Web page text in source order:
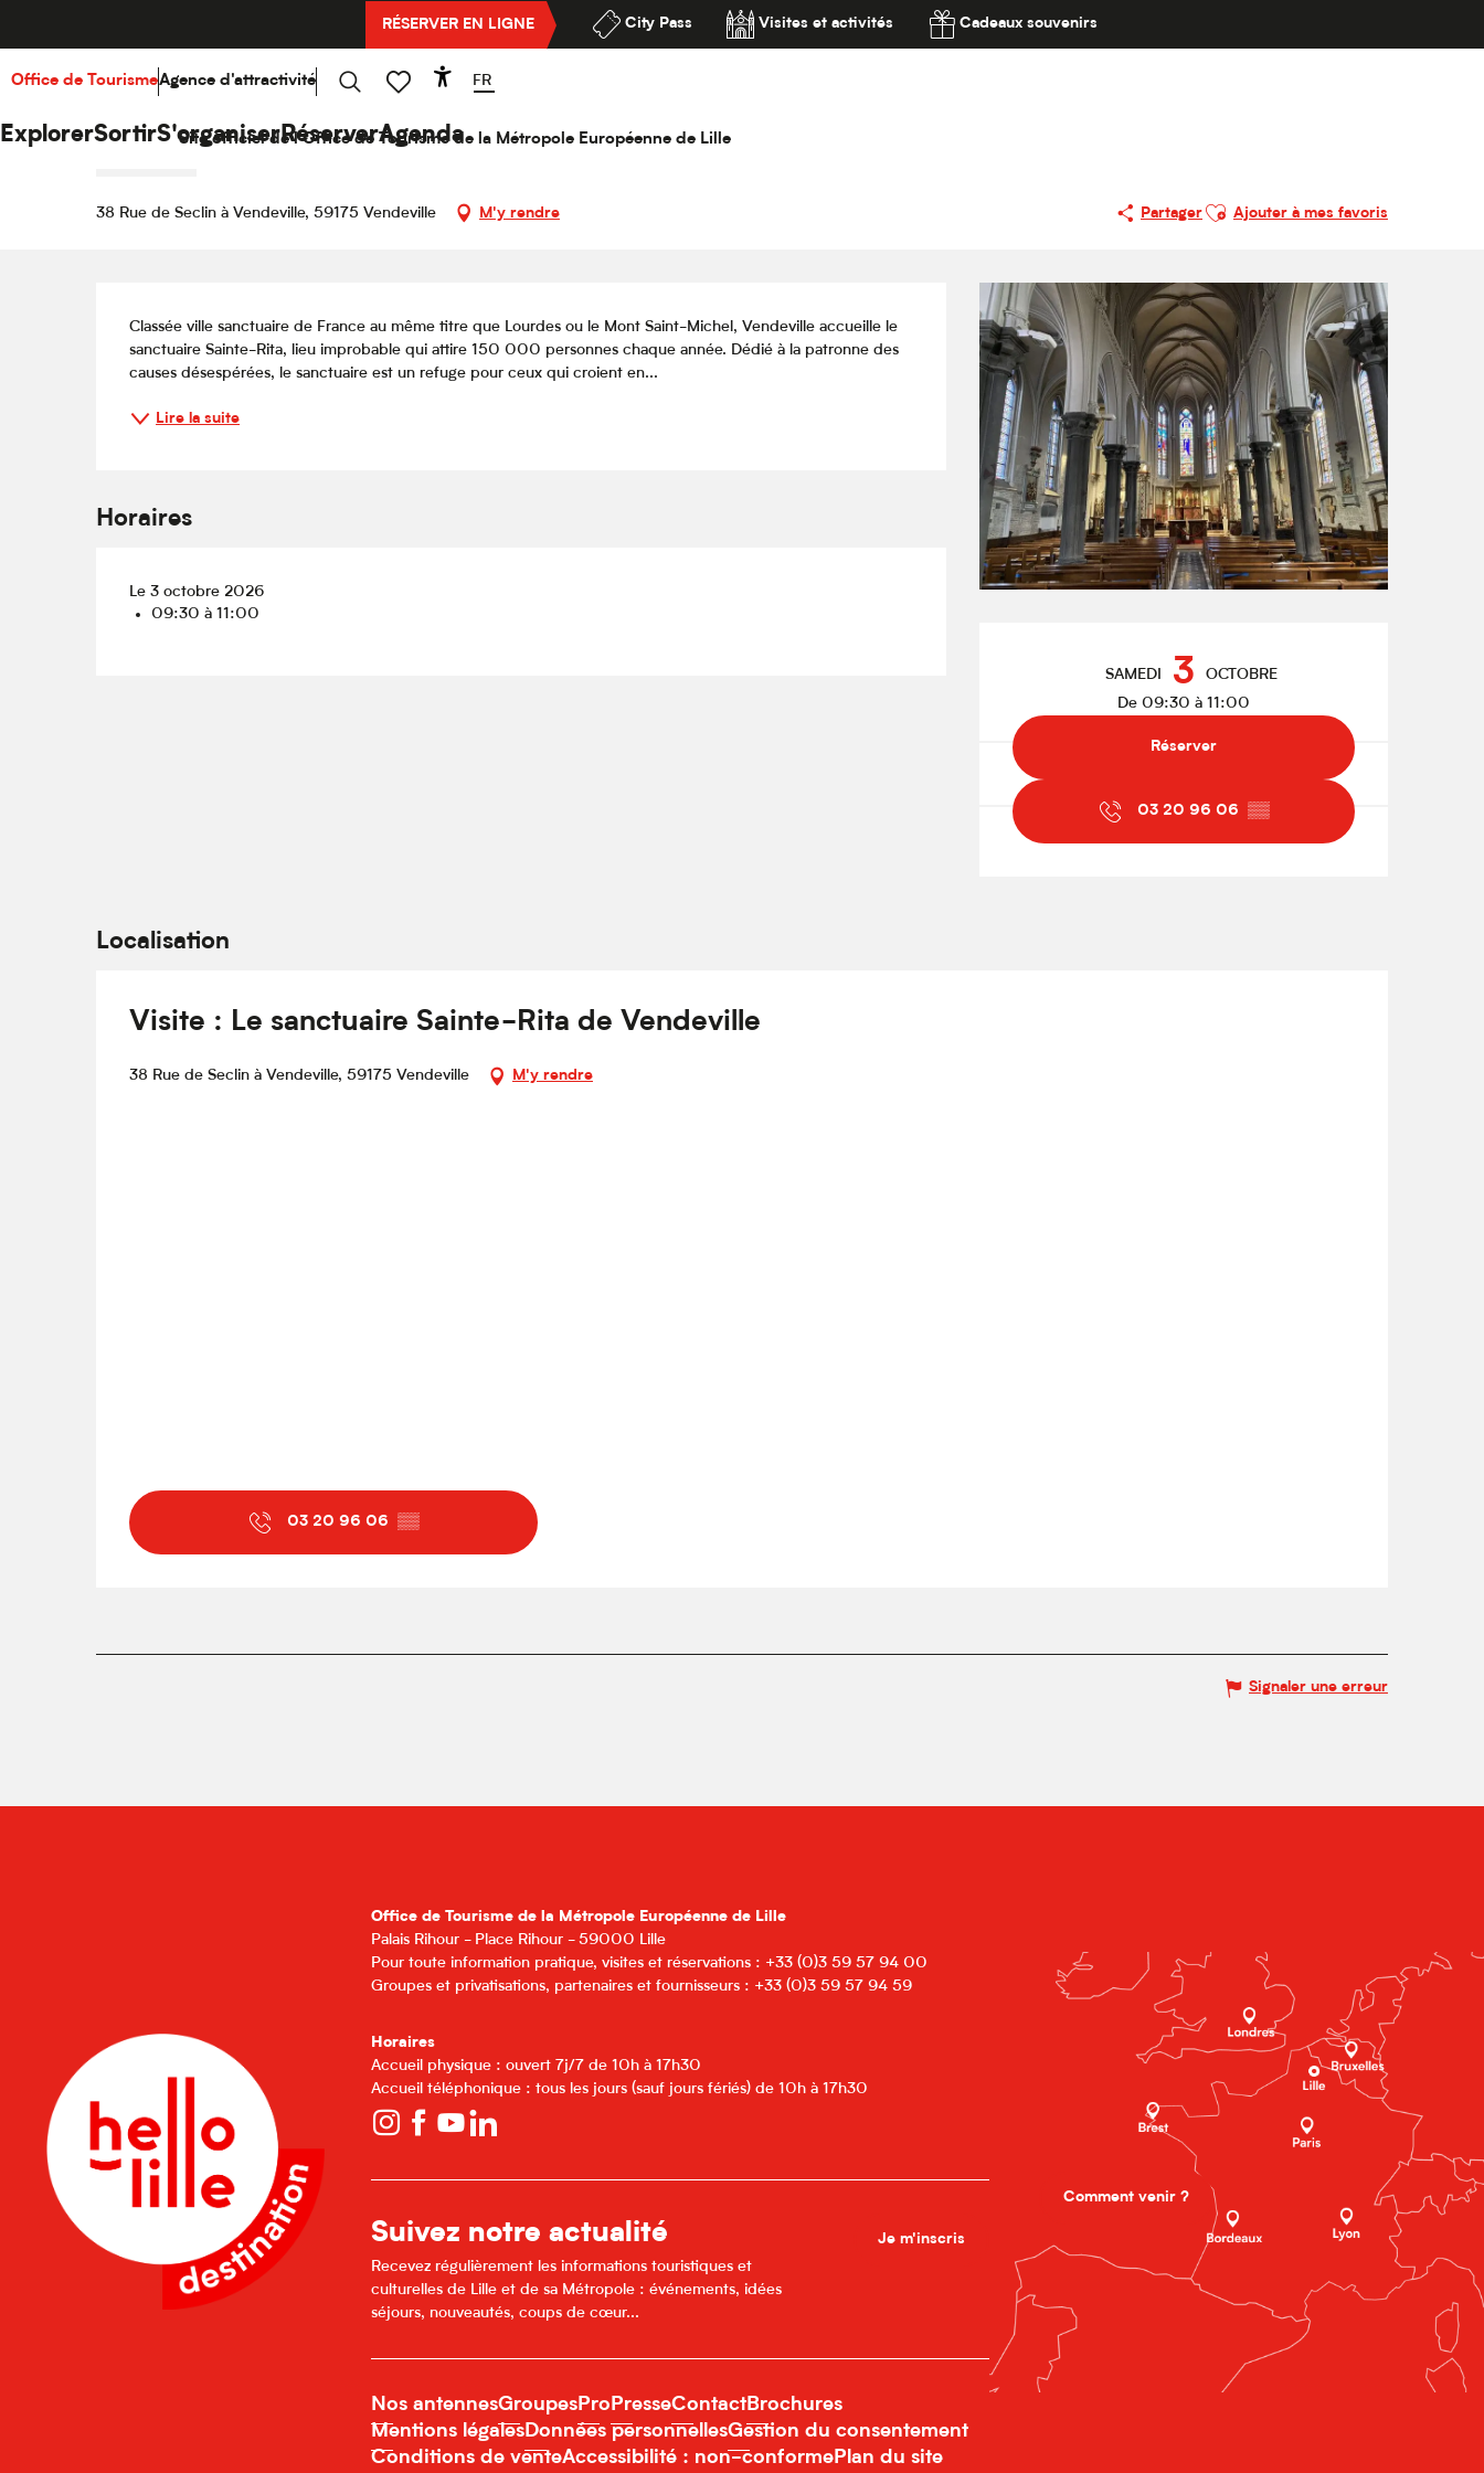
principal
RÉSERVER EN LIGNE City Pass Visites et activités Cadeaux souvenirs
ExplorerSortirS'organiserRéserverAgenda
Site officiel de l'Office de Tourisme de la Métropole Européenne de Lille
Office de TourismeAgence d'attractivité FR
Agenda Visite : Le sanctuaire Sainte-Rita de Vendeville
Samedi 3 octobre de 09:30 à 11:00
Visite : Le sanctuaire Sainte-Rita de Vendeville
38 Rue de Seclin à Vendeville, 59175 Vendeville M'y rendre Partager
Ajouter aux favoris
Ajouter à mes favoris
Ouverture et coordonnées
SAMEDI 3 OCTOBRE
De 09:30 à 11:00
Réserver
03 20 96 06 ▒▒
Description
Classée ville sanctuaire de France au même titre que Lourdes ou le Mont Saint-Michel, Vendeville accueille le
sanctuaire Sainte-Rita, lieu improbable qui attire 150 000 personnes chaque année. Dédié à la patronne des
causes désespérées, le sanctuaire est un refuge pour ceux qui croient en...
Lire la suite
Horaires
Le 3 octobre 2026
09:30 à 11:00
Localisation
Visite : Le sanctuaire Sainte-Rita de Vendeville
38 Rue de Seclin à Vendeville, 59175 Vendeville M'y rendre
03 20 96 06 ▒▒
Signaler une erreur
Office de Tourisme de la Métropole Européenne de Lille
Palais Rihour - Place Rihour - 59000 Lille
Pour toute information pratique, visites et réservations : +33 (0)3 59 57 94 00
Groupes et privatisations, partenaires et fournisseurs : +33 (0)3 59 57 94 59
Horaires
Accueil physique : ouvert 7j/7 de 10h à 17h30
Accueil téléphonique : tous les jours (sauf jours fériés) de 10h à 17h30
Suivez notre actualité
Recevez régulièrement les informations touristiques et
culturelles de Lille et de sa Métropole : événements, idées
séjours, nouveautés, coups de cœur...
Je m'inscris
Nos antennesGroupes Pro PresseContactBrochures
Mentions légales Données personnellesGestion du consentement
Conditions de venteAccessibilité : non-conforme Plan du site
Comment venir ?